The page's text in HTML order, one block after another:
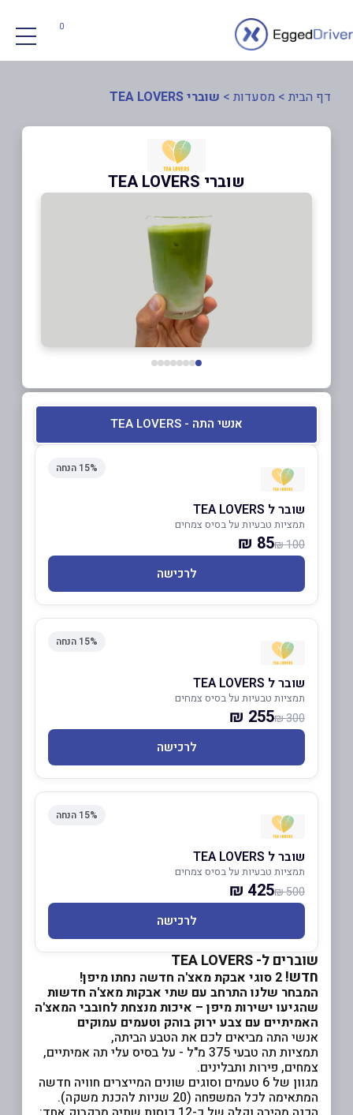
0
דף הבית > מסעדות > שוברי TEA LOVERS
שוברי TEA LOVERS
אנשי התה - TEA LOVERS
15% הנחה
שובר ל TEA LOVERS
תמציות טבעיות על בסיס צמחים
100 ₪
85 ₪
לרכישה
15% הנחה
שובר ל TEA LOVERS
תמציות טבעיות על בסיס צמחים
300 ₪
255 ₪
לרכישה
15% הנחה
שובר ל TEA LOVERS
תמציות טבעיות על בסיס צמחים
500 ₪
425 ₪
לרכישה
שוברים ל- TEA LOVERS
חדש! 2 סוגי אבקת מאצ'ה חדשה נחתו מיפן!
המבחר שלנו התרחב עם שתי אבקות מאצ'ה חדשות
שהגיעו ישירות מיפן – איכות מנצחת לחובבי המאצ'ה
האמיתיים עם צבע ירוק בוהק וטעמים עמוקים
אנשי התה מביאים לכם את הטבע הביתה,
תמציות תה טבעי 375 מ"ל - על בסיס עלי תה אמיתיים,
צמחים, פירות ותבלינים.
מגוון של 6 טעמים וסוגים שונים המייצרים חוויה חדשה
המתאימה לכל המשפחה (20 שניות להכנת משקה).